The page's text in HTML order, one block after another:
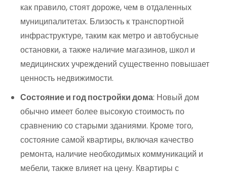
как правило, стоят дороже, чем в отдаленных
муниципалитетах. Близость к транспортной
инфраструктуре, таким как метро и автобусные
остановки, а также наличие магазинов, школ и
медицинских учреждений существенно повышает
ценность недвижимости.
Состояние и год постройки дома: Новый дом
обычно имеет более высокую стоимость по
сравнению со старыми зданиями. Кроме того,
состояние самой квартиры, включая качество
ремонта, наличие необходимых коммуникаций и
мебели, также влияет на цену. Квартиры с